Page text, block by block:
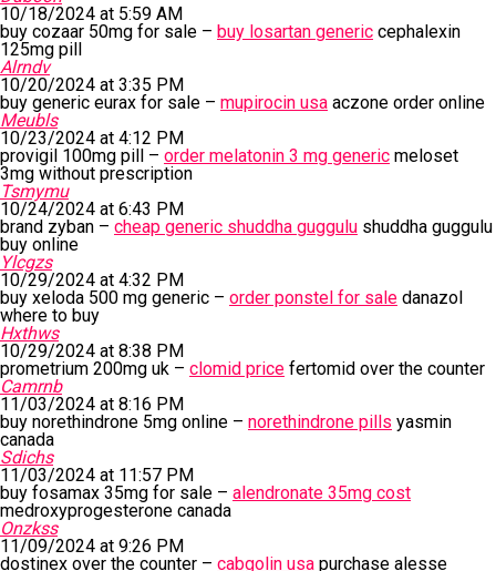
10/18/2024 at 5:59 AM
buy cozaar 50mg for sale – buy losartan generic cephalexin
125mg pill
Alrndv
10/20/2024 at 3:35 PM
buy generic eurax for sale – mupirocin usa aczone order online
Meubls
10/23/2024 at 4:12 PM
provigil 100mg pill – order melatonin 3 mg generic meloset
3mg without prescription
Tsmymu
10/24/2024 at 6:43 PM
brand zyban – cheap generic shuddha guggulu shuddha guggulu
buy online
Ylcgzs
10/29/2024 at 4:32 PM
buy xeloda 500 mg generic – order ponstel for sale danazol
where to buy
Hxthws
10/29/2024 at 8:38 PM
prometrium 200mg uk – clomid price fertomid over the counter
Camrnb
11/03/2024 at 8:16 PM
buy norethindrone 5mg online – norethindrone pills yasmin
canada
Sdichs
11/03/2024 at 11:57 PM
buy fosamax 35mg for sale – alendronate 35mg cost
medroxyprogesterone canada
Onzkss
11/09/2024 at 9:26 PM
dostinex over the counter – cabgolin usa purchase alesse